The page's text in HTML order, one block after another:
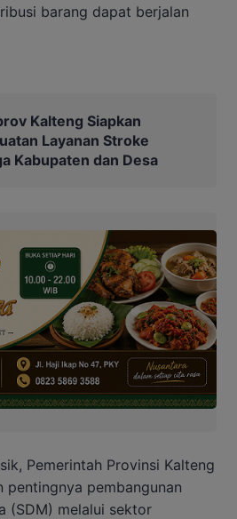
barang dapat berjalan
Kalteng Siapkan
Layanan Stroke
Kabupaten dan Desa
Pemerintah Provinsi Kalteng
pentingnya pembangunan
(SDM) melalui sektor